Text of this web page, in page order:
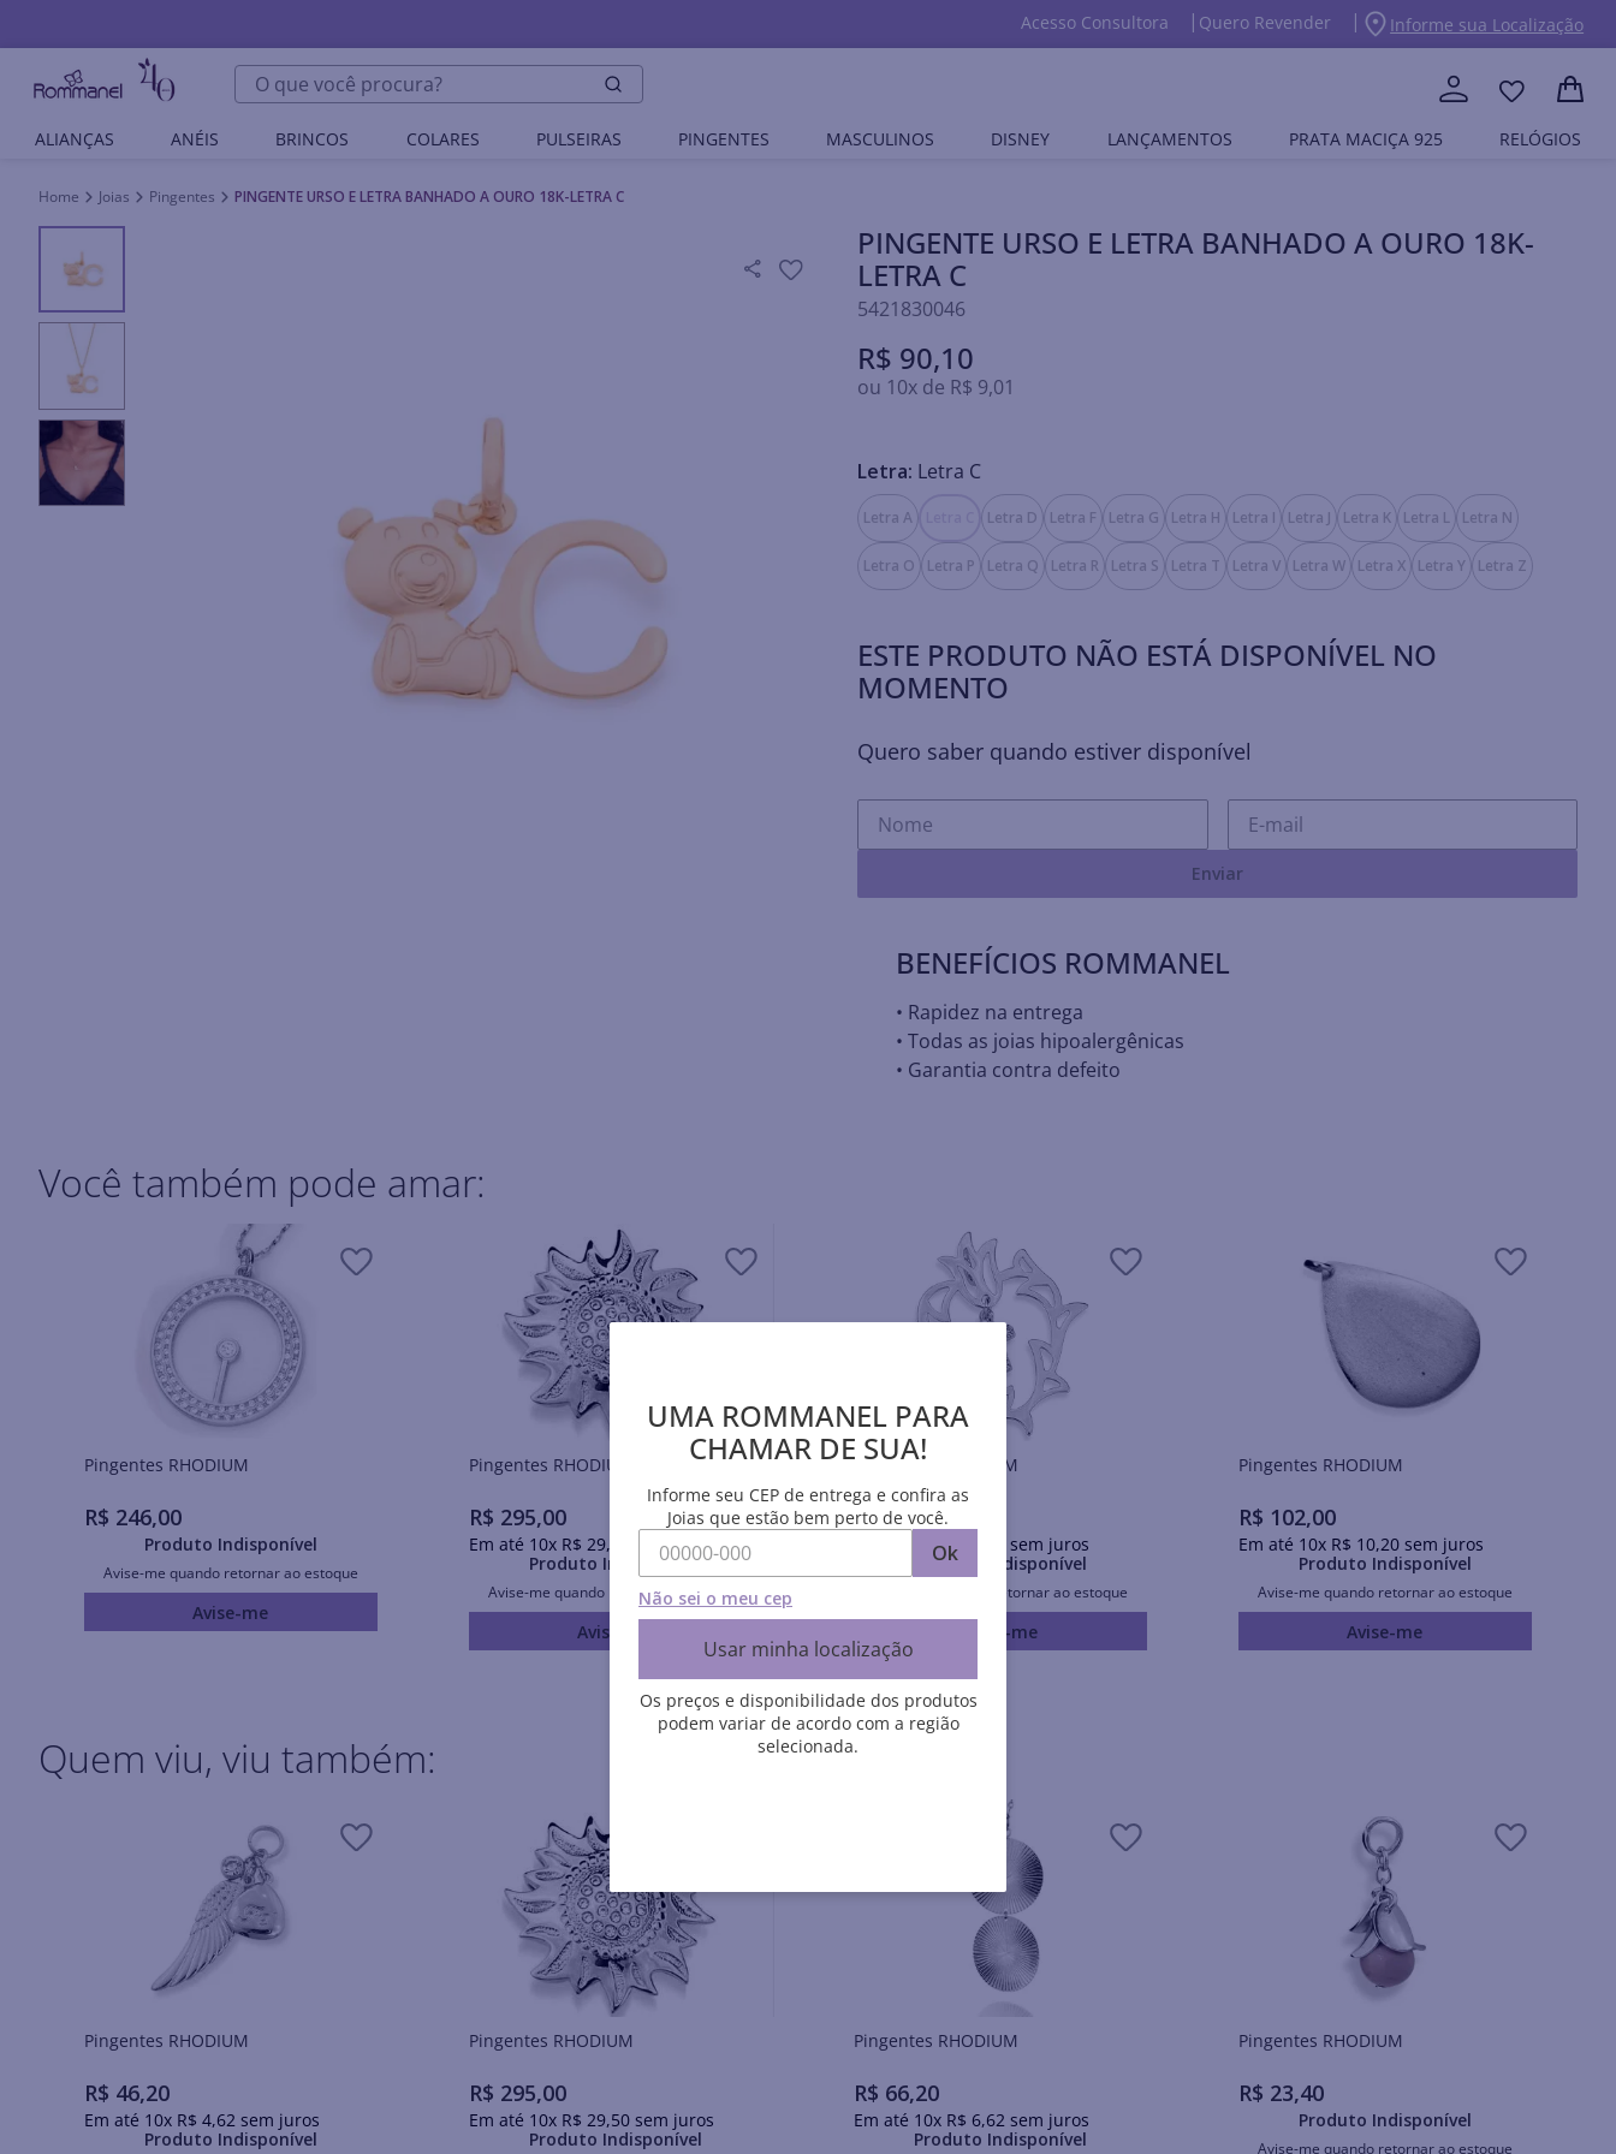
Acesso Consultora Quero Revender Informe sua Localização
O que você procura?
ALIANÇAS ANÉIS BRINCOS COLARES PULSEIRAS PINGENTES MASCULINOS DISNEY LANÇAMENTOS PRATA MACIÇA 925 RELÓGIOS
Joias Pingentes PINGENTE URSO E LETRA BANHADO A OURO 18K-LETRA C
PINGENTE URSO E LETRA BANHADO A OURO 18K-
LETRA C
5421830046
R$ 90,10
ou 10x de R$ 9,01
Letra: Letra C
Letra A Letra D Letra F Letra G Letra H Letra I Letra J Letra K Letra L Letra N
Letra O Letra P Letra Q Letra R Letra S Letra T Letra V Letra W Letra X Letra Y Letra Z
ESTE PRODUTO NÃO ESTÁ DISPONÍVEL NO
MOMENTO
Quero saber quando estiver disponível
Enviar
BENEFÍCIOS ROMMANEL
• Rapidez na entrega
• Todas as joias hipoalergênicas
• Garantia contra defeito
Você também pode amar:
Pingentes RHODIUM
R$ 246,00
Produto Indisponível
Avise-me quando retornar ao estoque
Avise-me
Pingentes RHODIUM
R$ 295,00
Em até 10x R$ 29,
sem juros
Produto Indisponível
Avise-me quando retornar ao estoque
Avise-me
Pingentes RHODIUM
R$ 58,30
xR$
sem juros
Produto Indisponível
Avise-me quando retornar ao estoque
Avise-me
Pingentes RHODIUM
R$ 102,00
Em até 10x R$ 10,20sem juros
Produto Indisponível
Avise-me quando retornar ao estoque
Avise-me
Quem viu, viu também:
Pingentes RHODIUM
R$ 46,20
Em até 10x R$ 4,62sem juros
Produto Indisponível
Pingentes RHODIUM
R$ 295,00
Em até 10x R$ 29,50sem juros
Produto Indisponível
Pingentes RHODIUM
R$ 66,20
Em até 10x R$ 6,62sem juros
Produto Indisponível
Pingentes RHODIUM
R$ 23,40
Produto Indisponível
Avise-me quando retornar ao estoque
UMA ROMMANEL PARA
CHAMAR DE SUA!
Informe seu CEP de entrega e confira as
Joias que estão bem perto de você.
Ok
Não sei o meu cep
Usar minha localização
Os preços e disponibilidade dos produtos
podem variar de acordo com a região
selecionada.